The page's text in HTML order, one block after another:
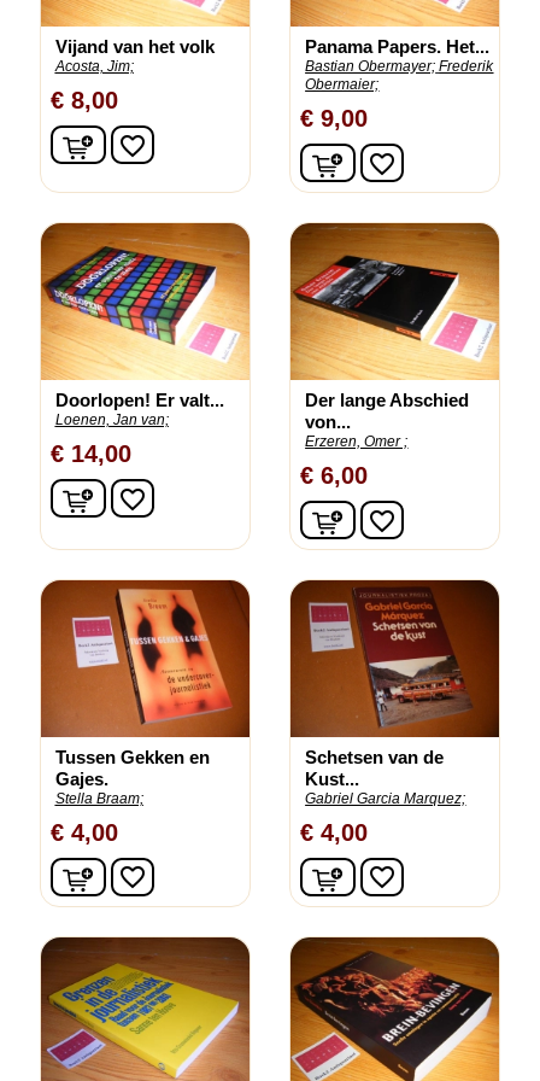
Vijand van het volk
Acosta, Jim;
€ 8,00
In winkelwagen
favorite_border
Panama Papers. Het...
Bastian Obermayer; Frederik
Obermaier;
€ 9,00
In winkelwagen
favorite_border
Doorlopen! Er valt...
Loenen, Jan van;
€ 14,00
In winkelwagen
favorite_border
Der lange Abschied
von...
Erzeren, Omer ;
€ 6,00
In winkelwagen
favorite_border
Tussen Gekken en
Gajes.
Stella Braam;
€ 4,00
In winkelwagen
favorite_border
Schetsen van de
Kust...
Gabriel Garcia Marquez;
€ 4,00
In winkelwagen
favorite_border